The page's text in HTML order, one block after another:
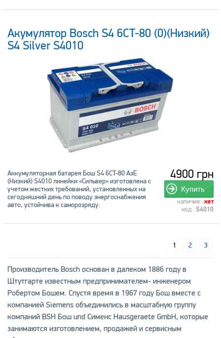
Акумулятор Bosch S4 6CT-80 (0)(Низкий)
S4 Silver S4010
4900 грн
Купить
наличие : нет
код : S4010
Аккумуляторная батарея Бош S4 6CT-80 АзЕ
(Низкий) S4010 линейки «Сильвер» изготовлена с
учетом жестких требований, установленных на
сегодняшний день по поводу энергоснабжения
авто, устойчива к саморозряду.
1 2 3
Производитель Bosch основан в далеком 1886 году в
Штутгарте известным предпринимателем- инженером
Робертом Бошем. Спустя время в 1967 году Бош вместе с
компанией Siemens объединились в масштабную группу
компаний BSH Бош und Сименс Hausgeraete GmbH, которые
занимаются изготовлением, продажей и сервисным